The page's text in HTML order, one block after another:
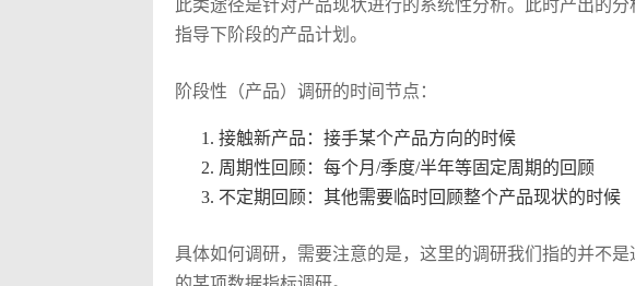
此类途径是针对产品现状进行的系统性分析。此时产出的
指导下阶段的产品计划。
阶段性（产品）调研的时间节点：
接触新产品：接手某个产品方向的时候
周期性回顾：每个月/季度/半年等固定周期的回顾
不定期回顾：其他需要临时回顾整个产品现状的时候
具体如何调研，需要注意的是，这里的调研我们指的并不